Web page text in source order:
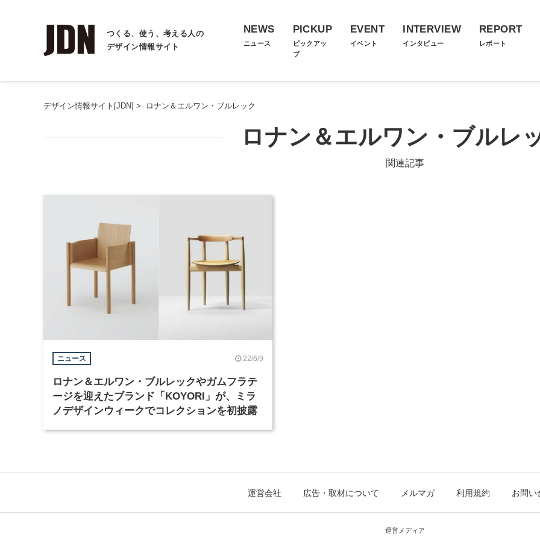
つくる、使う、考える人の
デザイン情報サイト
NEWS
ニュース
PICKUP
ピックアッ
プ
EVENT
イベント
INTERVIEW
インタビュー
REPORT
レポート
デザイン情報サイト[JDN] > ロナン＆エルワン・ブルレック
ロナン＆エルワン・ブルレ
関連記事
ニュース 22/6/9
ロナン＆エルワン・ブルレックやガムフラテ
ージを迎えたブランド「KOYORI」が、ミラ
ノデザインウィークでコレクションを初披露
運営会社 広告・取材について メルマガ 利用規約 お問い
運営メディア